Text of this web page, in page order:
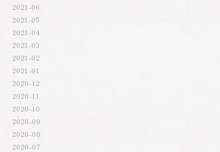
2021-06
2021-05
2021-04
2021-03
2021-02
2021-01
2020-12
2020-11
2020-10
2020-09
2020-08
2020-07